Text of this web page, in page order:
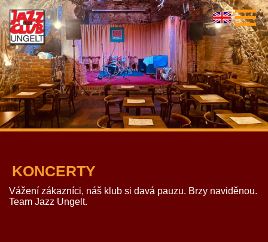
KONCERTY
Vážení zákazníci, náš klub si davá pauzu. Brzy naviděnou.
Team Jazz Ungelt.